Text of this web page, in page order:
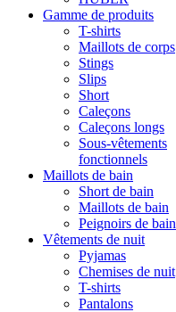
Gamme de produits
T-shirts
Maillots de corps
Stings
Slips
Short
Caleçons
Caleçons longs
Sous-vêtements
fonctionnels
Maillots de bain
Short de bain
Maillots de bain
Peignoirs de bain
Vêtements de nuit
Pyjamas
Chemises de nuit
T-shirts
Pantalons